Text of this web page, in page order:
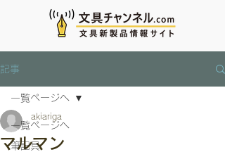
記事
一覧ページへ
筆記具
一覧ページへ
マルマン
akiariga